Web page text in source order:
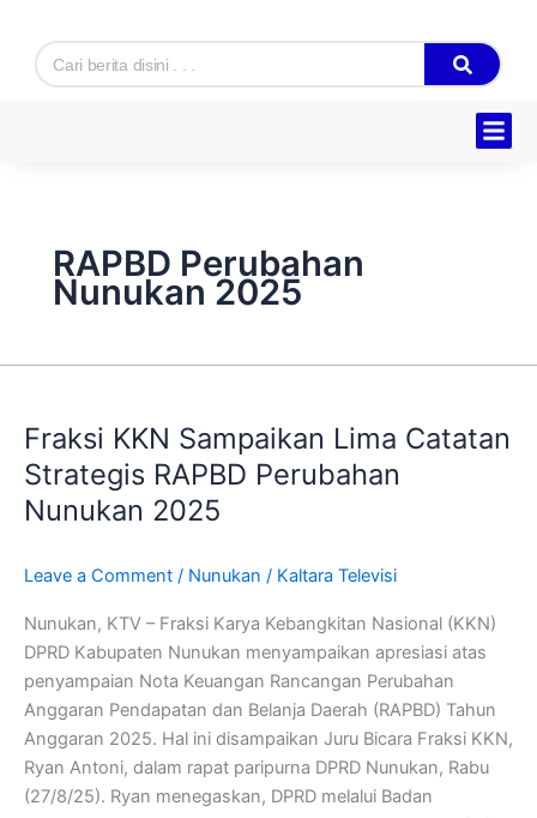
content
Search
RAPBD Perubahan
Nunukan 2025
Fraksi KKN Sampaikan Lima Catatan
Strategis RAPBD Perubahan
Nunukan 2025
Leave a Comment / Nunukan / Kaltara Televisi
Nunukan, KTV – Fraksi Karya Kebangkitan Nasional (KKN)
DPRD Kabupaten Nunukan menyampaikan apresiasi atas
penyampaian Nota Keuangan Rancangan Perubahan
Anggaran Pendapatan dan Belanja Daerah (RAPBD) Tahun
Anggaran 2025. Hal ini disampaikan Juru Bicara Fraksi KKN,
Ryan Antoni, dalam rapat paripurna DPRD Nunukan, Rabu
(27/8/25). Ryan menegaskan, DPRD melalui Badan
Sampaikan
Lima
Catatan
Strategis
Perubahan